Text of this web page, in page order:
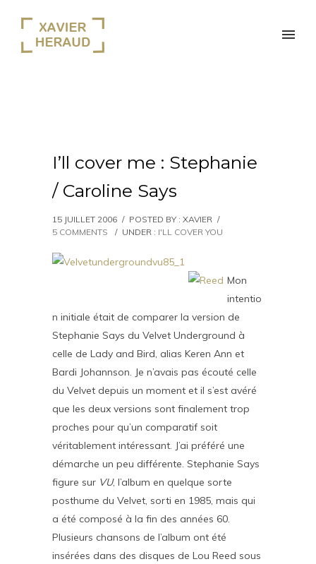
I’ll cover me : Stephanie
/ Caroline Says
15 JUILLET 2006 / POSTED BY : XAVIER /
5 COMMENTS
/ UNDER : I'LL COVER YOU
Mon
intentio
n initiale était de comparer la version de
Stephanie Says du Velvet Underground à
celle de Lady and Bird, alias Keren Ann et
Bardi Johannson. Je n’avais pas écouté celle
du Velvet depuis un moment et il s’est avéré
que les deux versions sont finalement trop
proches pour qu’un comparatif soit
véritablement intéressant. J’ai préféré une
démarche un peu différente. Stephanie Says
figure sur VU, l’album en quelque sorte
posthume du Velvet, sorti en 1985, mais qui
a été composé à la fin des années 60.
Plusieurs chansons de l’album ont été
insérées dans des disques de Lou Reed sous